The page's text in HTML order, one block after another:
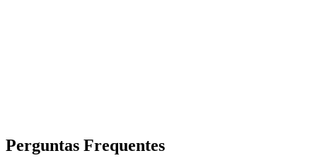
Perguntas Frequentes